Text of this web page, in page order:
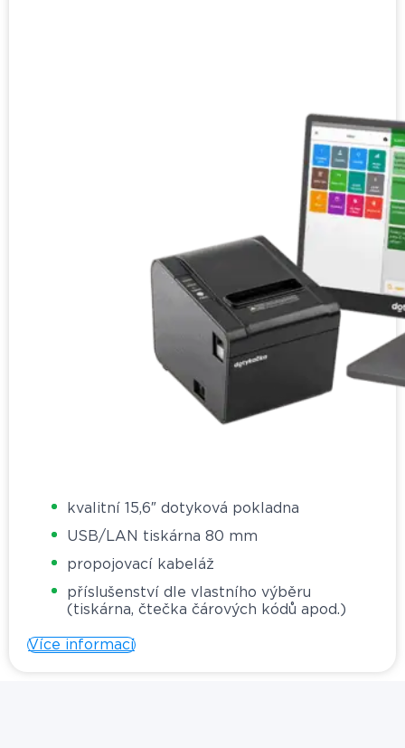
kvalitní 15,6″ dotyková pokladna
USB/LAN tiskárna 80 mm
propojovací kabeláž
příslušenství dle vlastního výběru
(tiskárna, čtečka čárových kódů apod.)
Více informací